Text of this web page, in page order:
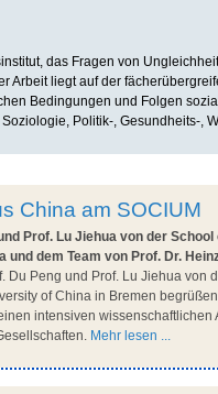
das Fragen von
liegt auf der
Bedingungen und Folgen
Politik-, Gesundheits-,
China am SOCIUM
Prof. Lu Jiehua von der School
dem Team von Prof. Dr.
Du Peng und Prof. Lu Jiehua von
of China in Bremen
intensiven wissenschaftlichen
Mehr lesen ...